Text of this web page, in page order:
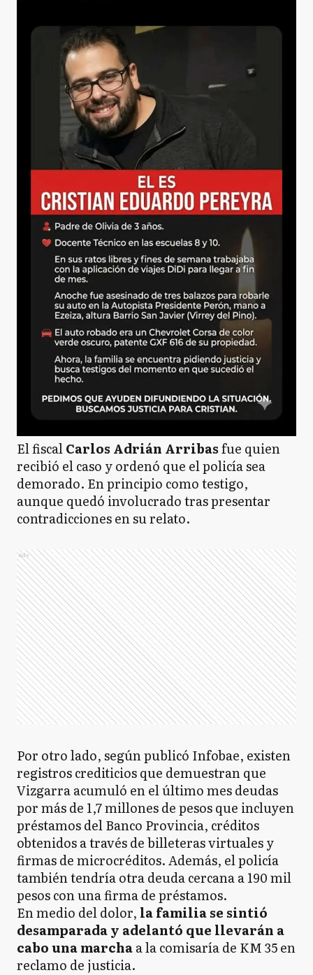
El fiscalCarlos Adrián Arribasfue quien
recibió el caso y ordenó que el policía sea
demorado. En principio como testigo,
aunque quedó involucrado tras presentar
contradicciones en su relato.
Ads
Por otro lado, según publicó Infobae, existen
registros crediticios que demuestran que
Vizgarra acumuló en el último mes deudas
por más de 1,7 millones de pesos que incluyen
préstamos del Banco Provincia, créditos
obtenidos a través de billeteras virtuales y
firmas de microcréditos. Además, el policía
también tendría otra deuda cercana a 190 mil
pesos con una firma de préstamos.
En medio del dolor, la familia se sintió
desamparada y adelantó que llevarán a
cabo una marchaa la comisaría de KM 35 en
reclamo de justicia.